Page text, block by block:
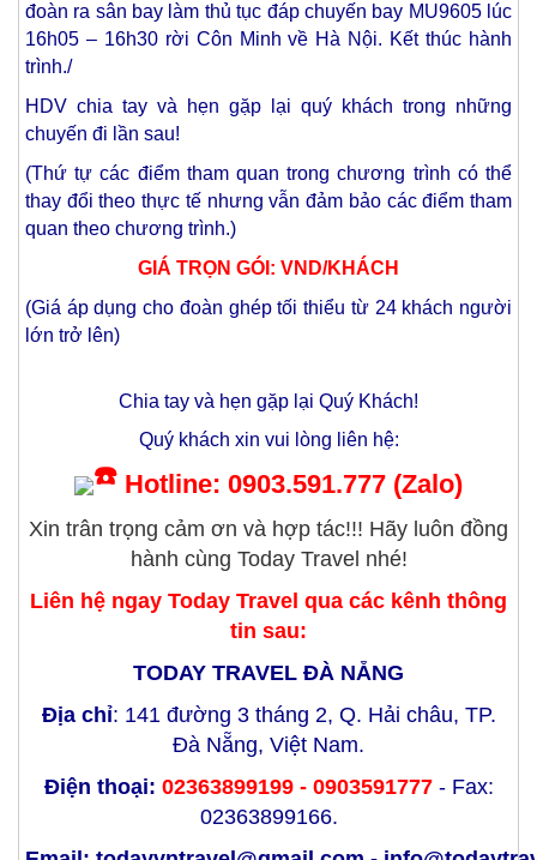
đoàn ra sân bay làm thủ tục đáp chuyến bay MU9605 lúc
16h05 – 16h30 rời Côn Minh về Hà Nội. Kết thúc hành
trình./
HDV chia tay và hẹn gặp lại quý khách trong những
chuyến đi lần sau!
(Thứ tự các điểm tham quan trong chương trình có thể
thay đổi theo thực tế nhưng vẫn đảm bảo các điểm tham
quan theo chương trình.)
GIÁ TRỌN GÓI: VND/KHÁCH
(Giá áp dụng cho đoàn ghép tối thiểu từ 24 khách người
lớn trở lên)
Chia tay và hẹn gặp lại Quý Khách!
Quý khách xin vui lòng liên hệ:
Hotline: 0903.591.777 (Zalo)
Xin trân trọng cảm ơn và hợp tác!!! Hãy luôn đồng
hành cùng Today Travel nhé!
Liên hệ ngay Today Travel qua các kênh thông
tin sau:
TODAY TRAVEL ĐÀ NẴNG
Địa chỉ: 141 đường 3 tháng 2, Q. Hải châu, TP.
Đà Nẵng, Việt Nam.
Điện thoại: 02363899199 - 0903591777- Fax:
02363899166.